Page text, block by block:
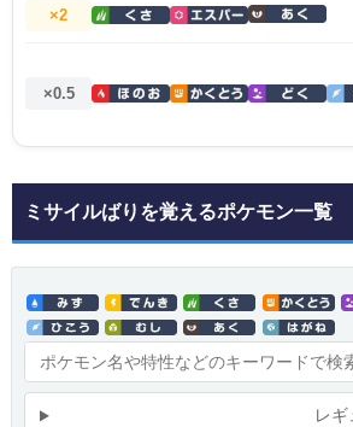
×2
×0.5
ミサイルばりを覚えるポケモン一覧
レ